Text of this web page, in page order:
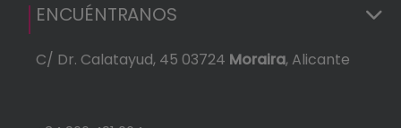
ENCUÉNTRANOS
C/ Dr. Calatayud, 45 03724 Moraira, Alicante